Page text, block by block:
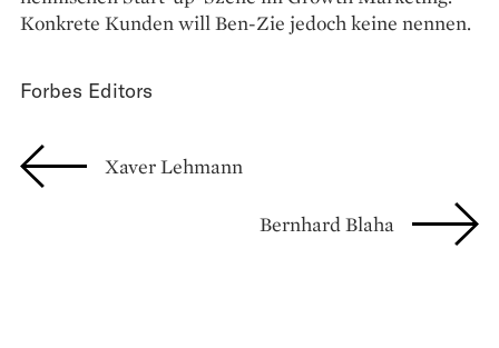
Konkrete Kunden will Ben-Zie jedoch keine nennen.
Forbes Editors
Xaver Lehmann
Bernhard Blaha